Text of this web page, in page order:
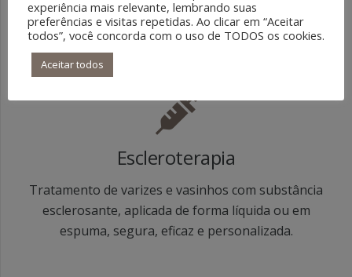
do laser atua nos vasos através da pele, com ótimo
resultado estético, podendo ser associado à
Escleroterapia
Tratamento de varizes e vasinhos com substância
esclerosante, aplicada de forma líquida ou em
espuma, segura, eficaz e personalizada.
experiência mais relevante, lembrando suas
preferências e visitas repetidas. Ao clicar em “Aceitar
todos”, você concorda com o uso de TODOS os cookies.
Aceitar todos